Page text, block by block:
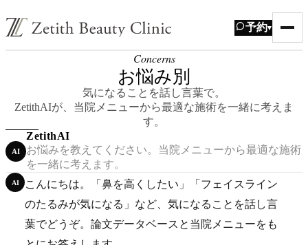
予約▾
Concerns
お悩み別
気になることを話し言葉で。
ZetithAIが、当院メニューから最適な施術を一緒に考えま
す。
AI
ZetithAI
お悩みを教えてください。当院メニューから最適な施術
を一緒に考えます。
AI
こんにちは。「鼻を高くしたい」「フェイスライン
のたるみが気になる」など、気になることを話し言
葉でどうぞ。論文データベースと当院メニューをも